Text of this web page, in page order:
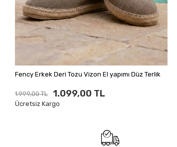
Fency Erkek Deri Tozu Vizon El yapımı Düz Terlik
1.999,00 TL 1.099,00 TL
Ücretsiz Kargo